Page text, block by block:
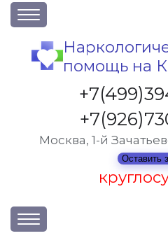
О клинике
Акции
Вакансии
Лицензии
Статьи
помощь на
Москва, 1-й
Оставить